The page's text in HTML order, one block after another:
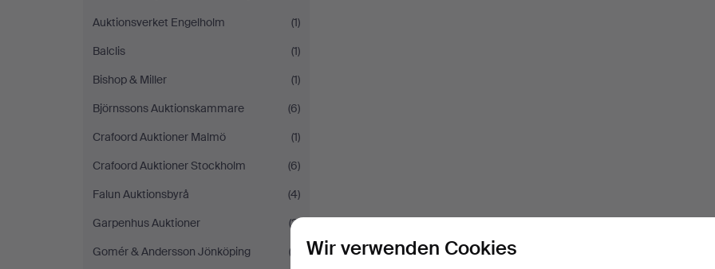
Auktionsverket Engelholm
(1)
Balclis
(1)
Bishop & Miller
(1)
Björnssons Auktionskammare
(6)
Crafoord Auktioner Malmö
(1)
Crafoord Auktioner Stockholm
(6)
Falun Auktionsbyrå
(4)
Garpenhus Auktioner
(3)
Gomér & Andersson Jönköping
(2)
Wir verwenden Cookies